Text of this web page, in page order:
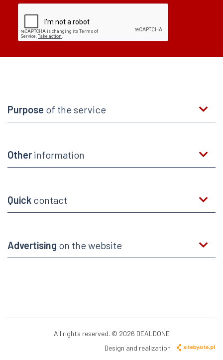
Purpose of the service
Other information
Quick contact
Advertising on the website
All rights reserved. © 2026 DEALDONE
Design and realization: